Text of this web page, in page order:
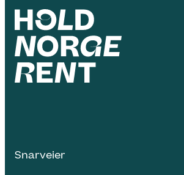
Snarveier